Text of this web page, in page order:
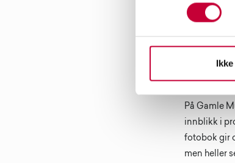
Ulstein /
På Gamle
innblikk i
fotobok gir
men heller